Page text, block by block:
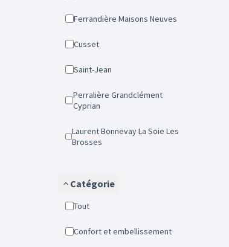
Ferrandière Maisons Neuves
Cusset
Saint-Jean
Perralière Grandclément
Cyprian
Laurent Bonnevay La Soie Les
Brosses
Catégorie
Tout
Confort et embellissement